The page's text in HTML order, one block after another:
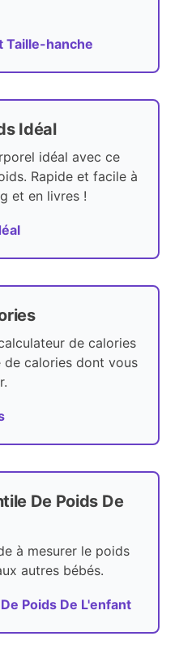
Taille-hanche
Idéal
idéal avec ce
Rapide et facile à
et en livres !
de calories
calories dont vous
De Poids De
à mesurer le poids
autres bébés.
Poids De L'enfant